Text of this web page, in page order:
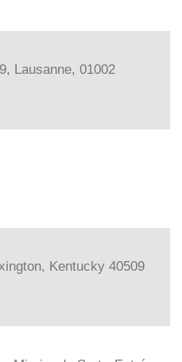
Lausanne, 01002
Kentucky 40509